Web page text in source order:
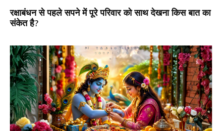
रक्षाबंधन से पहले सपने में पूरे परिवार को साथ देखना किस बात का
संकेत है?